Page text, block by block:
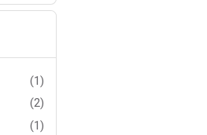
(1)
(2)
(1)